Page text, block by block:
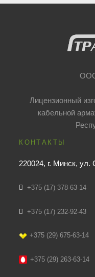
Лицензионный
кабельной
КОНТАКТЫ
220024, г. Минск, ул.
+375 (17) 378-63-14
+375 (17) 232-92-43
+375 (29) 675-63-14
+375 (29) 263-63-14